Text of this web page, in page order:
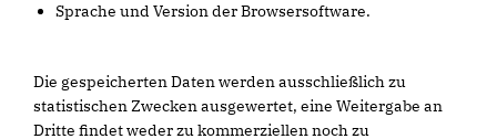
Sprache und Version der Browsersoftware.
Die gespeicherten Daten werden ausschließlich zu
statistischen Zwecken ausgewertet, eine Weitergabe an
Dritte findet weder zu kommerziellen noch zu